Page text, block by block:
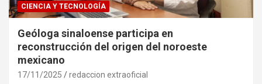
CIENCIA Y TECNOLOGÍA
Geóloga sinaloense participa en
reconstrucción del origen del noroeste
mexicano
17/11/2025 redaccion extraoficial